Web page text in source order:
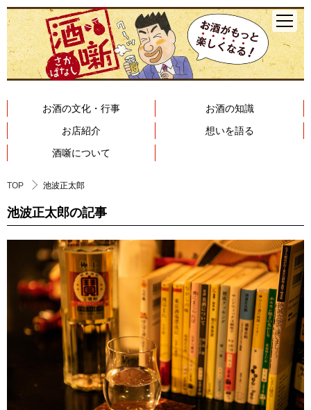
お酒の文化・行事
お酒の知識
お店紹介
想いを語る
酒噺について
TOP 池波正太郎
池波正太郎の記事